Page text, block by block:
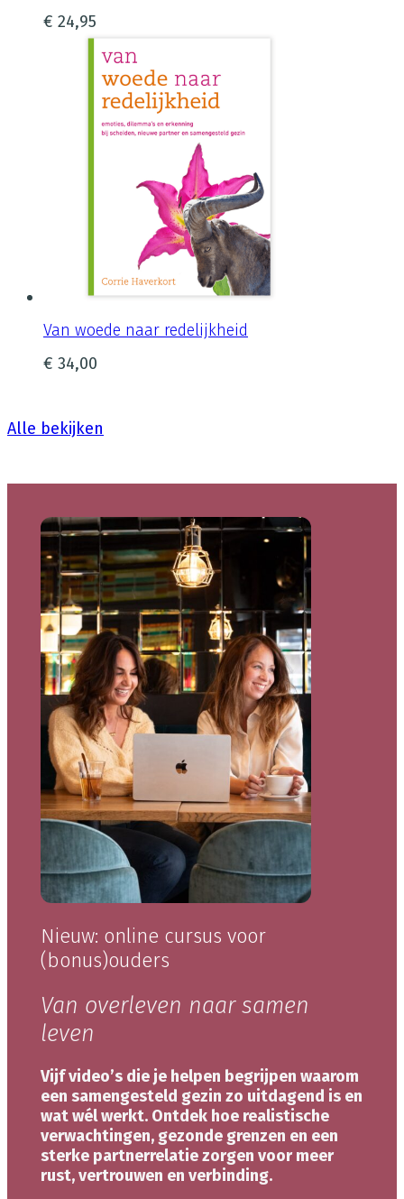
€ 24,95
Van woede naar redelijkheid
€ 34,00
Alle bekijken
Nieuw: online cursus voor
(bonus)ouders
Van overleven naar samen
leven
Vijf video’s die je helpen begrijpen waarom
een samengesteld gezin zo uitdagend is en
wat wél werkt. Ontdek hoe realistische
verwachtingen, gezonde grenzen en een
sterke partnerrelatie zorgen voor meer
rust, vertrouwen en verbinding.